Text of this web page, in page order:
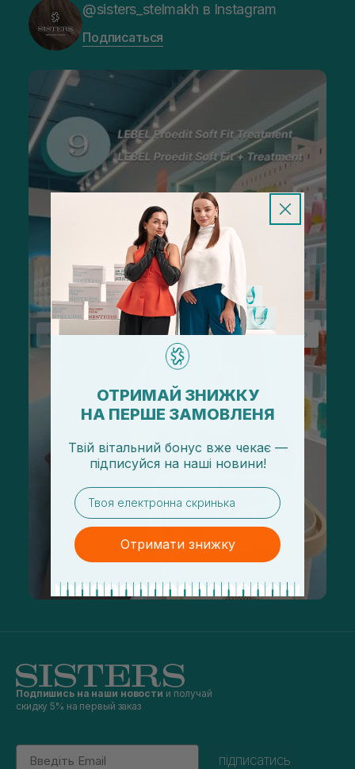
@sisters_stelmakh в Instagram
Подписаться
Подпишись на наши новости и получай
скидку 5% на первый заказ
Email
підписатись
ОТРИМАЙ ЗНИЖКУ
НА ПЕРШЕ ЗАМОВЛЕНЯ
Твій вітальний бонус вже чекає —
підписуйся на наші новини!
email
Отримати знижку